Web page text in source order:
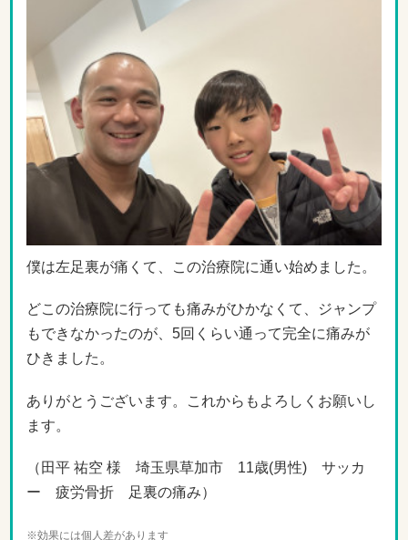
僕は左足裏が痛くて、この治療院に通い始めました。
どこの治療院に行っても痛みがひかなくて、ジャンプ
もできなかったのが、5回くらい通って完全に痛みが
ひきました。
ありがとうございます。これからもよろしくお願いし
ます。
（田平 祐空 様 埼玉県草加市 11歳(男性) サッカ
ー 疲労骨折 足裏の痛み）
※効果には個人差があります